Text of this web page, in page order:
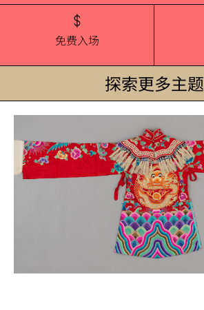
免费入场
探索更多主题